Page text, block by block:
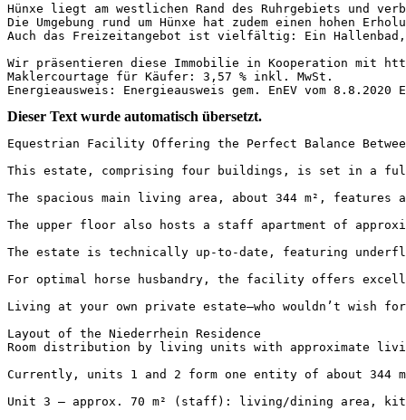
Hünxe liegt am westlichen Rand des Ruhrgebiets und
Die Umgebung rund um Hünxe hat zudem einen hohen
Auch das Freizeitangebot ist vielfältig: Ein Hallenbad,
Wir präsentieren diese Immobilie in Kooperation mit
Maklercourtage für Käufer: 3,57 % inkl. MwSt.
Energieausweis: Energieausweis gem. EnEV vom
Dieser Text wurde automatisch übersetzt.
Equestrian Facility Offering the Perfect Balance
This estate, comprising four buildings, is set in a fully
The spacious main living area, about 344 m²,
The upper floor also hosts a staff apartment of
The estate is technically up-to-date, featuring
For optimal horse husbandry, the facility offers
Living at your own private estate—who wouldn’t wish
Layout of the Niederrhein Residence
Room distribution by living units with approximate
Currently, units 1 and 2 form one entity of about 344
Unit 3 – approx. 70 m² (staff): living/dining area,